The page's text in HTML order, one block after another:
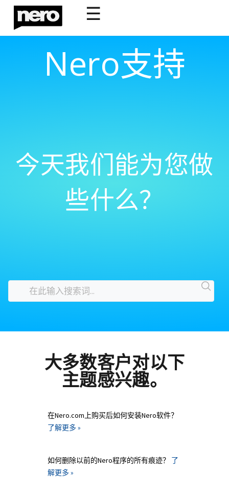
☰
Nero支持
今天我们能为您做
些什么？
大多数客户对以下
主题感兴趣。
在Nero.com上购买后如何安装Nero软件？
了解更多 »
如何删除以前的Nero程序的所有痕迹？
了
解更多 »